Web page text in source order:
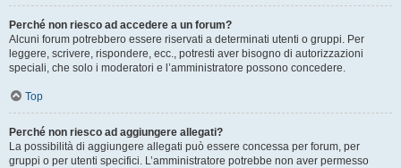
Perché non riesco ad accedere a un forum?
Alcuni forum potrebbero essere riservati a determinati utenti o gruppi. Per
leggere, scrivere, rispondere, ecc., potresti aver bisogno di autorizzazioni
speciali, che solo i moderatori e l’amministratore possono concedere.
Top
Perché non riesco ad aggiungere allegati?
La possibilità di aggiungere allegati può essere concessa per forum, per
gruppi o per utenti specifici. L’amministratore potrebbe non aver permesso